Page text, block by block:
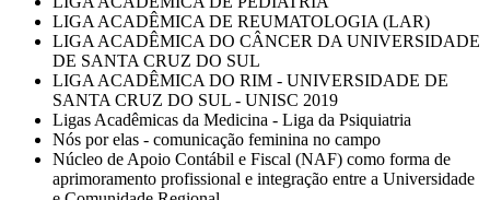
LIGA ACADÊMICA DE REUMATOLOGIA (LAR)
LIGA ACADÊMICA DO CÂNCER DA UNIVERSIDADE
DE SANTA CRUZ DO SUL
LIGA ACADÊMICA DO RIM - UNIVERSIDADE DE
SANTA CRUZ DO SUL - UNISC 2019
Ligas Acadêmicas da Medicina - Liga da Psiquiatria
Nós por elas - comunicação feminina no campo
Núcleo de Apoio Contábil e Fiscal (NAF) como forma de
aprimoramento profissional e integração entre a Universidade